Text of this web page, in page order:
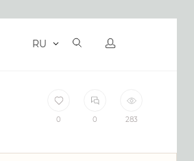
RU
0 0 283